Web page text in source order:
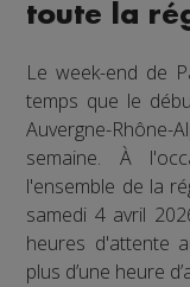
toute la
Le week-end de
temps que le
Auvergne-
semaine. À
l'ensemble de la
samedi 4 avril
heures d'attente
plus d’une heure